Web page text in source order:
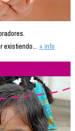
existiendo... + info